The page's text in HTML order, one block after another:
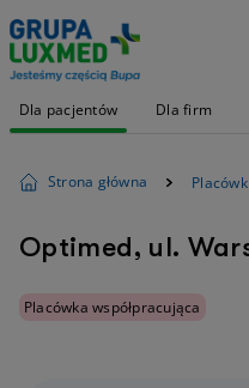
Dla pacjentów Dla firm
Strona główna Placówki
Optimed, ul.
Placówka współpracująca